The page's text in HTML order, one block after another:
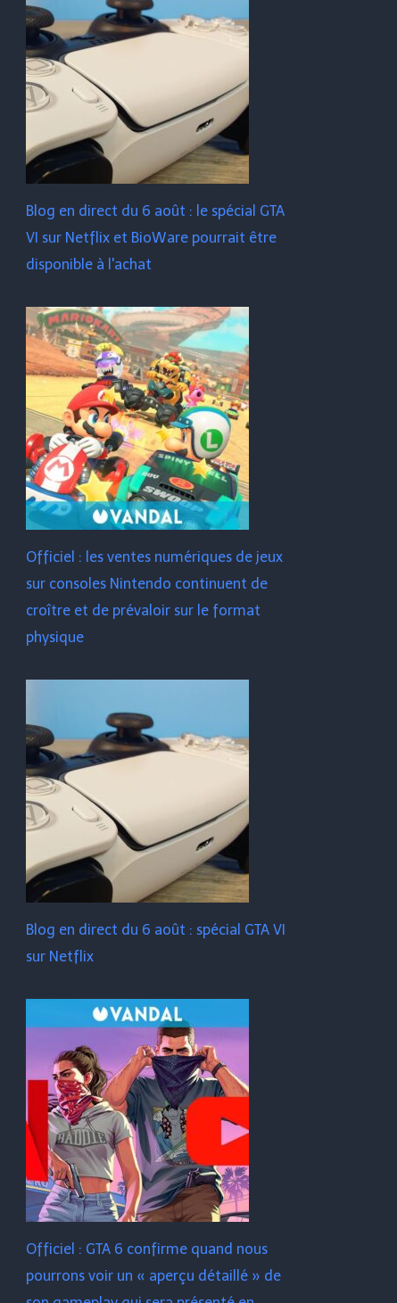
Blog en direct du 6 août : le spécial GTA
VI sur Netflix et BioWare pourrait être
disponible à l'achat
Officiel : les ventes numériques de jeux
sur consoles Nintendo continuent de
croître et de prévaloir sur le format
physique
Blog en direct du 6 août : spécial GTA VI
sur Netflix
Officiel : GTA 6 confirme quand nous
pourrons voir un « aperçu détaillé » de